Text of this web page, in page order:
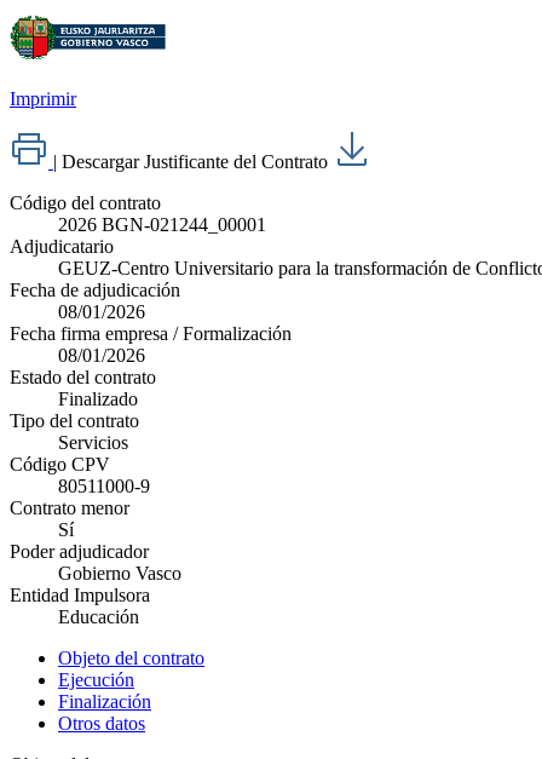
Imprimir
| Descargar Justificante del Contrato
Código del contrato
2026 BGN-021244_00001
Adjudicatario
GEUZ-Centro Universitario para la transformación de
Fecha de adjudicación
08/01/2026
Fecha firma empresa / Formalización
08/01/2026
Estado del contrato
Finalizado
Tipo del contrato
Servicios
Código CPV
80511000-9
Contrato menor
Sí
Poder adjudicador
Gobierno Vasco
Entidad Impulsora
Educación
Objeto del contrato
Ejecución
Finalización
Otros datos